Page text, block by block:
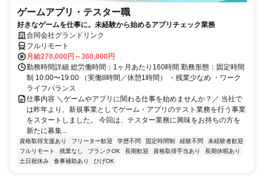
ゲームアプリ・テスター職
好きなゲームを仕事に。未経験から始めるアプリチェック業務
合同会社グランドリンク
フルリモート
月給270,000円～360,000円
勤務時間詳細 総労働時間：1ヶ月あたり160時間 勤務形態：固定時間
制 10:00〜19:00 （実働8時間／休憩1時間） ・残業少なめ ・ワーク
ライフバランス
仕事内容 ＼ゲームやアプリに関わる仕事を始めませんか？／ 当社で
は昨年より、新規事業としてゲーム・アプリのテスト業務を行う事業
をスタートしました。 今回は、テスター業務に興味をお持ちの方を
新たに募集...
資格取得支援あり フリーター歓迎 学歴不問 固定時間制 経験不問
未経験者歓迎
フルリモート
残業なし ブランクOK 長期歓迎 資格取得手当あり
長期休暇あり
土日祝休み
食事補助あり ひげOK